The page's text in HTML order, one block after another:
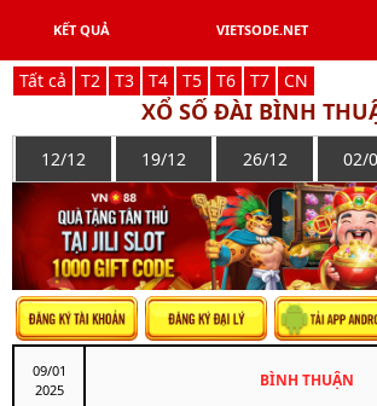
KẾT QUẢ VIETSODE.NET
Tất cả T2 T3 T4 T5 T6 T7 CN
XỔ SỐ ĐÀI BÌNH
12/12 19/12 26/12 02/
09/01
2025
BÌNH THUẬN